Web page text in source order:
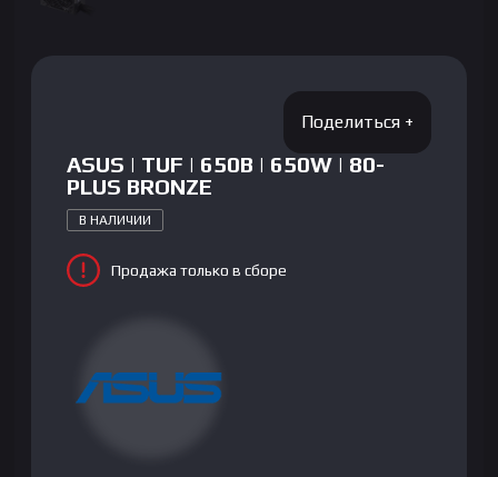
ASUS | TUF | 650B | 650W | 80-
PLUS BRONZE
В НАЛИЧИИ
Продажа только в сборе